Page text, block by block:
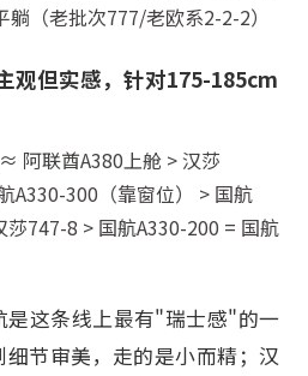
（老批次777/老欧系2-2-2）
观但实感，针对175-185cm
阿联酋A380上舱 > 汉莎
A330-300（靠窗位） > 国航
莎747-8 > 国航A330-200 = 国航
是这条线上最有"瑞士感"的一
节审美，走的是小而精；汉